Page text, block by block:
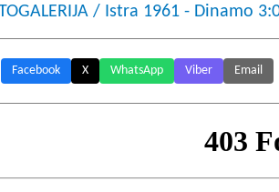
/ Istra 1961 - Dinamo
Facebook X WhatsApp Viber Email